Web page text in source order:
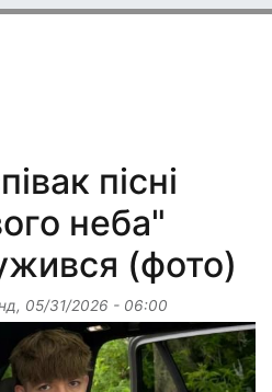
пісні
неба"
(фото)
05/31/2026 - 06:00